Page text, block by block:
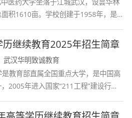
文史类）、外语
分均为150分，总分450
积1610亩。学校创建于1958年，是
继续教育2025年招生简章
武汉华明致诚教育
教育部直属全国重点大学，是中国高
2005年进入国家“211工程”建设行